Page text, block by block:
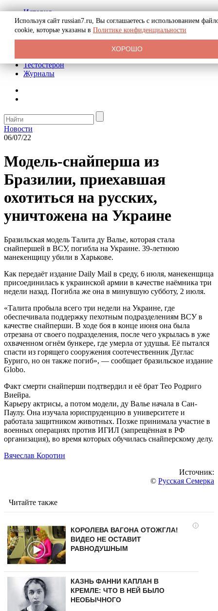
История
Биография
Криминал
Реклама на сайте
Тестостерон
Журналы
Новости
06/07/22
Модель-снайперша из
Бразилии, приехавшая
охотиться на русских,
уничтожена на Украине
Бразильская модель Талита ду Валье, которая стала
снайпершей в ВСУ, погибла на Украине. 39-летнюю
манекенщицу убили в Харькове.
Как передаёт издание Daily Mail в среду, 6 июля, манекенщица
присоединилась к украинской армии в качестве наёмника три
недели назад. Погибла же она в минувшую субботу, 2 июля.
«Талита пробыла всего три недели на Украине, где
обеспечивала поддержку пехотным подразделениям ВСУ в
качестве снайперши. В ходе боя в конце июня она была
отрезана от своего подразделения, после чего укрылась в уже
охваченном огнём бункере, где умерла от удушья. Её пытался
спасти из горящего сооружения соотечественник Дуглас
Буриго, но он также погиб», — сообщает бразильское издание
Globo.
Факт смерти снайперши подтвердил и её брат Тео Родриго
Виейра.
Карьеру актрисы, а потом модели, ду Валье начала в Сан-
Паулу. Она изучала юриспруденцию в университете и
работала защитником животных. Позже принимала участие в
военных операциях против ИГИЛ (запрещённая в РФ
организация), во время которых обучилась снайперскому делу.
Вячеслав Коротин
Источник:
© Русская Семерка
Читайте также
i
КОРОЛЕВА ВАГОНА ОТОЖГЛА!
ВИДЕО НЕ ОСТАВИТ
РАВНОДУШНЫМ
КАЗНЬ ФАННИ КАПЛАН В
КРЕМЛЕ: ЧТО В НЕЙ БЫЛО
НЕОБЫЧНОГО
Используя сайт russian7.ru, Вы соглашаетесь с использованием
cookie, которые указаны в Политике конфиденциальности
ХОРОШО